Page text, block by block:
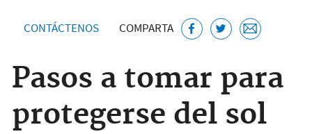
CONTÁCTENOS COMPARTA
Pasos a tomar para
protegerse del sol